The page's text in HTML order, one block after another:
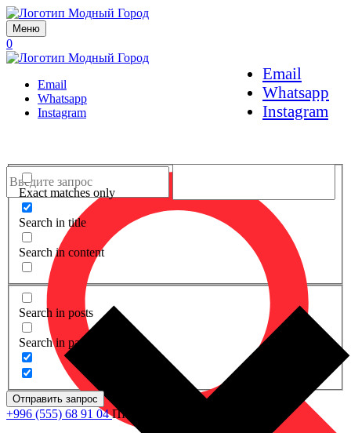
Меню
0
Email
Whatsapp
Instagram
Email
Whatsapp
Instagram
Exact matches only
Search in title
Search in content
Search in posts
Search in pages
Отправить запрос
+996 (555) 68 91 04ПН - ПТ: 09.00 - 18.00